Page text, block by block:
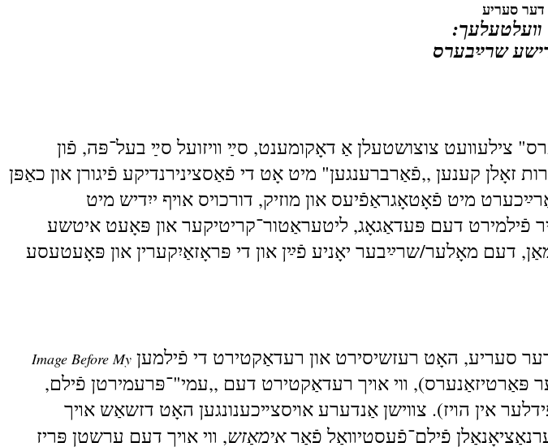
דער סעריע
װעלטעלעך:
שרײַבערס
צילעװעט צוצושטעלן אַ דאָקומענט, סײַ װיזועל סײַ בעל־פּה, פֿון
קענען ,,פֿאַרברענגען" מיט אָט די פֿאַסצינירנדיקע פֿיגורן און כאַפּן
מיט פֿאָטאָגראַפֿיעס און מוזיק, דורכױס אױף ייִדיש מיט
פֿילמירט דעם פּעדאַגאָג, ליטעראַטור־קריטיקער און פּאָעט איטשע
דעם מאָלער/שרײַבער יאָניע פֿײַן און די פּראָזאַיִקערין און פּאָעטעסע
Image Before My
פּאַרטיזאַנערס), װי אױך רעדאַקטירט דעם ,,עמי"־פּרעמירטן פֿילם,
אין הױז). צװישן אַנדערע אױסצײכענונגען האָט דזשאַש אױך
פֿילם־פֿעסטיװאַל פֿאַראימאַזש, װי אױך דעם ערשטן פּריז